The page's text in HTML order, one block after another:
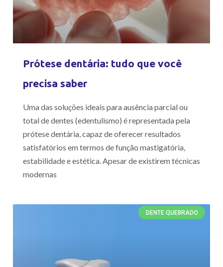
Prótese dentária: tudo que você
precisa saber
Uma das soluções ideais para ausência parcial ou
total de dentes (edentulismo) é representada pela
prótese dentária, capaz de oferecer resultados
satisfatórios em termos de função mastigatória,
estabilidade e estética. Apesar de existirem técnicas
modernas
DENTE QUEBRADO